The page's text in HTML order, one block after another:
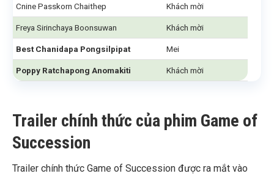
Cnine Passkorn​ Chaithep​ Khách mời
Freya Sirinchaya Boonsuwan Khách mời
Best Chanidapa Pongsilpipat Mei
Poppy Ratchapong Anomakiti Khách mời
Trailer chính thức của phim Game of
Succession
Trailer chính thức Game of Succession được ra mắt vào